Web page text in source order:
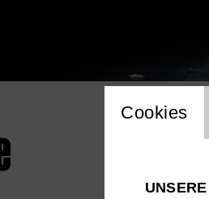
Cookies